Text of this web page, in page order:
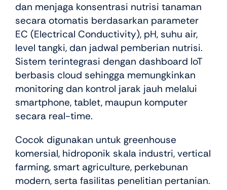
dan menjaga konsentrasi nutrisi tanaman
secara otomatis berdasarkan parameter
EC (Electrical Conductivity), pH, suhu air,
level tangki, dan jadwal pemberian nutrisi.
Sistem terintegrasi dengan dashboard IoT
berbasis cloud sehingga memungkinkan
monitoring dan kontrol jarak jauh melalui
smartphone, tablet, maupun komputer
secara real-time.
Cocok digunakan untuk greenhouse
komersial, hidroponik skala industri, vertical
farming, smart agriculture, perkebunan
modern, serta fasilitas penelitian pertanian.